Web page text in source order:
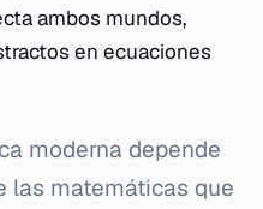
ambos mundos,
en ecuaciones
moderna depende
las matemáticas que